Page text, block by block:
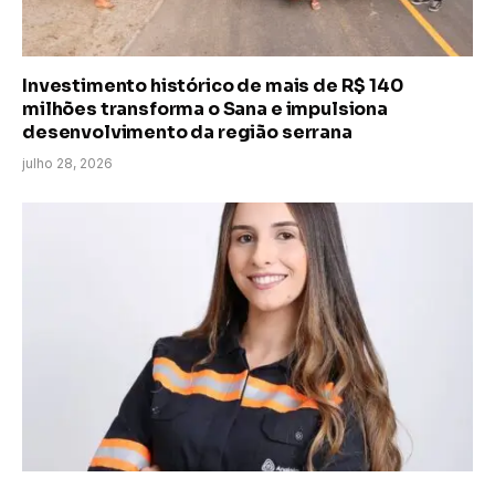
Investimento histórico de mais de R$ 140
milhões transforma o Sana e impulsiona
desenvolvimento da região serrana
julho 28, 2026